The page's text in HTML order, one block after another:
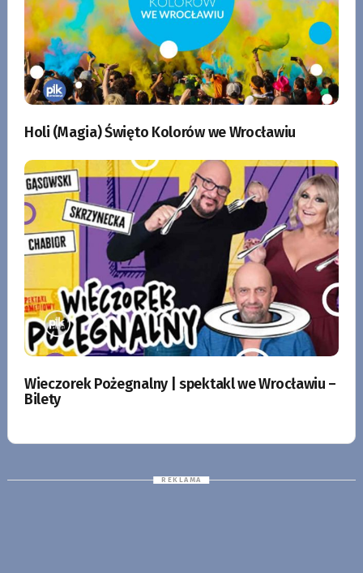
Holi (Magia) Święto Kolorów we Wrocławiu
Wieczorek Pożegnalny | spektakl we Wrocławiu –
Bilety